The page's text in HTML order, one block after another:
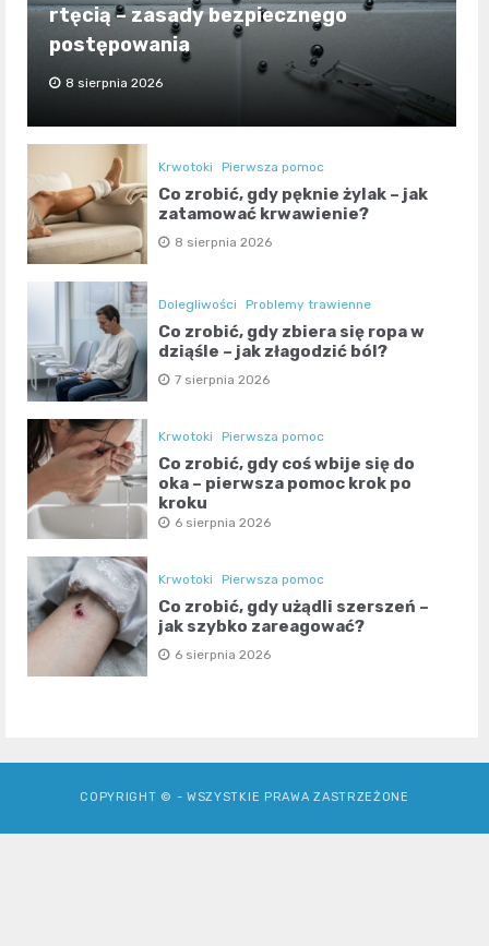
rtęcią – zasady bezpiecznego
postępowania
8 sierpnia 2026
Krwotoki Pierwsza pomoc
Co zrobić, gdy pęknie żylak – jak
zatamować krwawienie?
8 sierpnia 2026
Dolegliwości Problemy trawienne
Co zrobić, gdy zbiera się ropa w
dziąśle – jak złagodzić ból?
7 sierpnia 2026
Krwotoki Pierwsza pomoc
Co zrobić, gdy coś wbije się do
oka – pierwsza pomoc krok po
kroku
6 sierpnia 2026
Krwotoki Pierwsza pomoc
Co zrobić, gdy użądli szerszeń –
jak szybko zareagować?
6 sierpnia 2026
COPYRIGHT © - WSZYSTKIE PRAWA ZASTRZEŻONE